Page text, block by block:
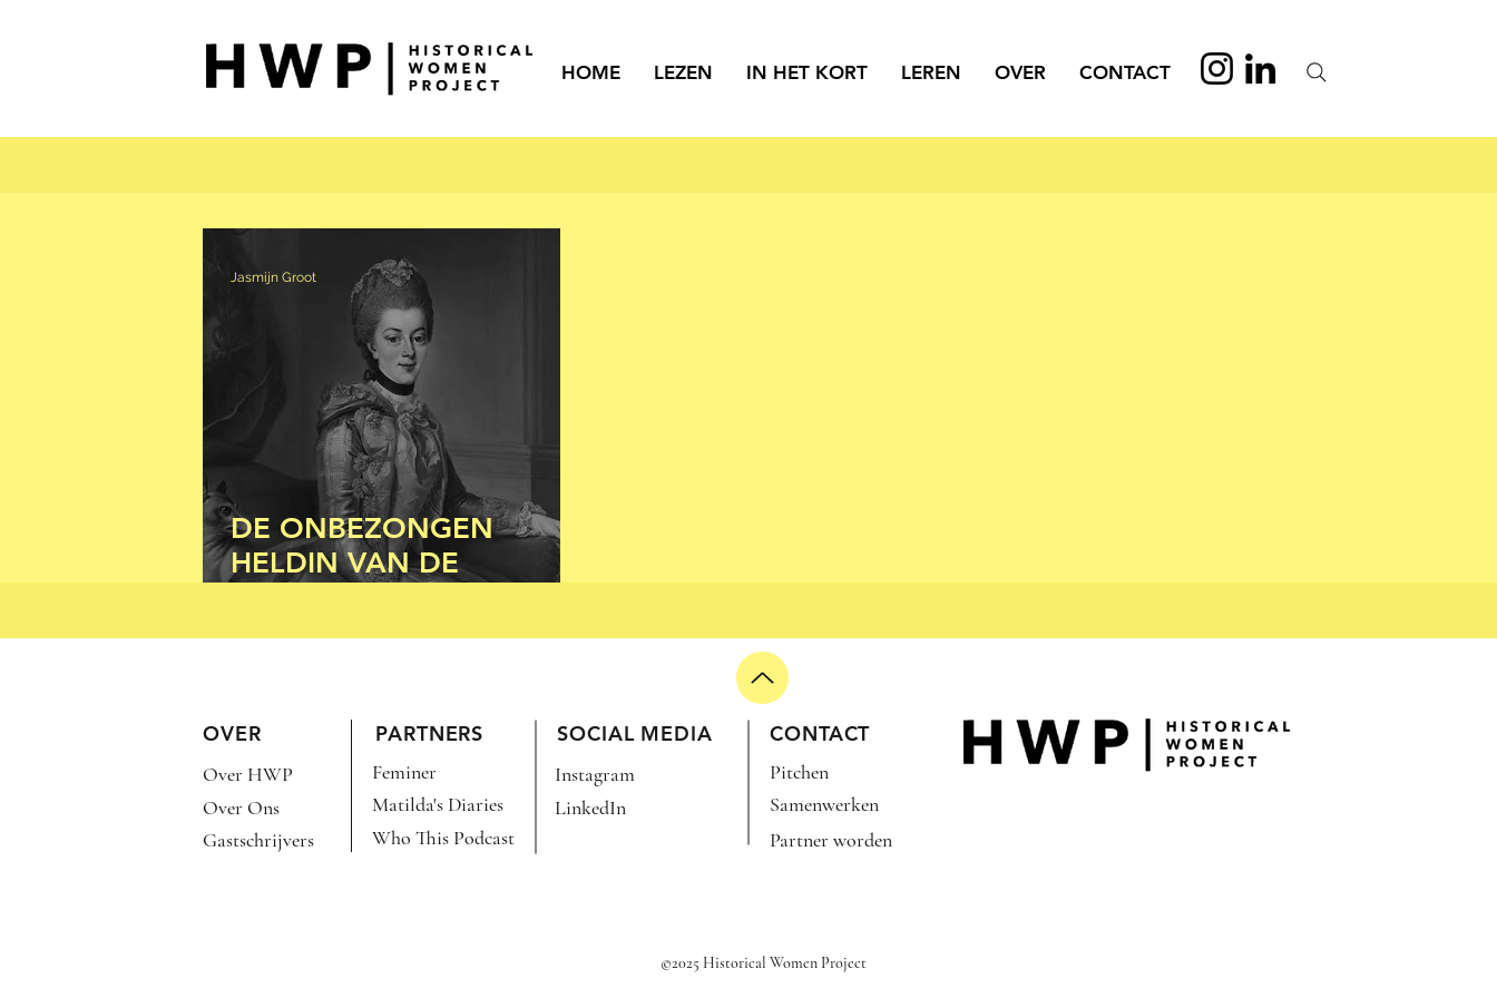
HOME LEZEN IN HET KORT LEREN OVER CONTACT
DE ONBEZONGEN
HELDIN VAN DE
WILHELMINA VAN
Jasmijn Groot
OVER PARTNERS SOCIAL MEDIA CONTACT
Over HWP
Over Ons
Pitchen
Samenwerken
Instagram
Feminer
Matilda's Diaries
LinkedIn
Gastschrijvers
Who This Podcast Partner worden
©2025 Historical Women Project